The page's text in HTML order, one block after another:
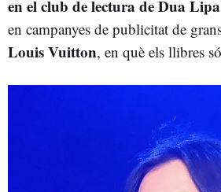
en el club de lectura de Dua
en campanyes de publicitat de
Louis Vuitton, en què els llibres